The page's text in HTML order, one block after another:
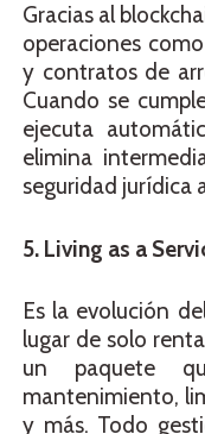
Gracias al
operaciones
y contratos de
Cuando se
ejecuta
elimina
seguridad jurídica
5. Living as a
Es la evolución
lugar de solo
un paquete
mantenimiento,
y más. Todo